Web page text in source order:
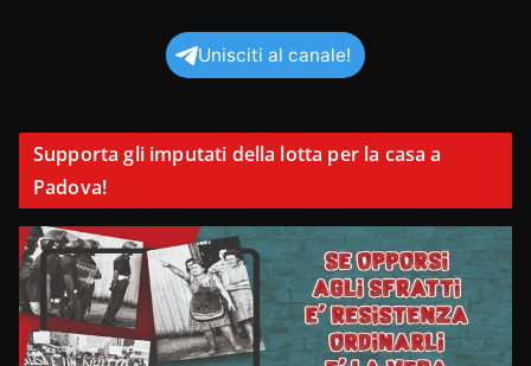
Unisciti al canale!
Supporta gli imputati della lotta per la casa a
Padova!